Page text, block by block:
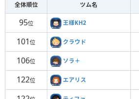
全体順位 ツム名
95位 王様KH2
101 位 クラウド
106位 ソラ＋
122位 エアリス